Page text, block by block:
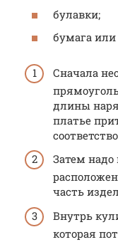
булавки;
бумага или
Сначала
длины
платье
Затем
часть
Внутрь
которая